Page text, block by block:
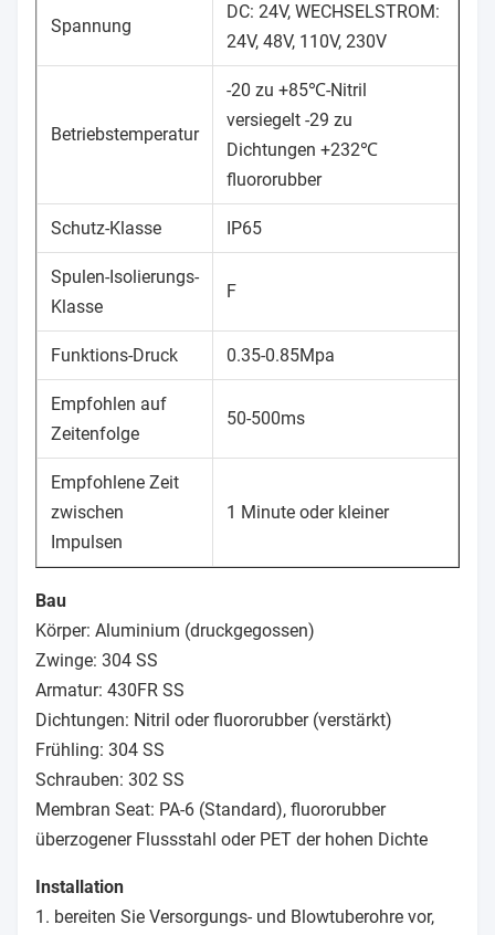
Spannung
DC: 24V, WECHSELSTROM:
24V, 48V, 110V, 230V
Betriebstemperatur
-20 zu +85℃-Nitril
versiegelt -29 zu
Dichtungen +232℃
fluororubber
Schutz-Klasse IP65
Spulen-Isolierungs-
Klasse
F
Funktions-Druck 0.35-0.85Mpa
Empfohlen auf
Zeitenfolge
50-500ms
Empfohlene Zeit
zwischen
Impulsen
1 Minute oder kleiner
Bau
Körper: Aluminium (druckgegossen)
Zwinge: 304 SS
Armatur: 430FR SS
Dichtungen: Nitril oder fluororubber (verstärkt)
Frühling: 304 SS
Schrauben: 302 SS
Membran Seat: PA-6 (Standard), fluororubber
überzogener Flussstahl oder PET der hohen Dichte
Installation
1. bereiten Sie Versorgungs- und Blowtuberohre vor,